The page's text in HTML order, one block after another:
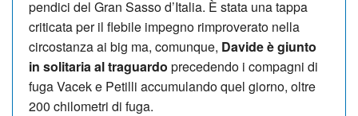
pendici del Gran Sasso d’Italia. È stata una tappa
criticata per il flebile impegno rimproverato nella
circostanza ai big ma, comunque, Davide è giunto
in solitaria al traguardo precedendo i compagni di
fuga Vacek e Petilli accumulando quel giorno, oltre
200 chilometri di fuga.